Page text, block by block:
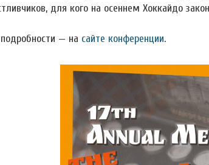
для кого на осеннем Хоккайдо
— на сайте конференции.